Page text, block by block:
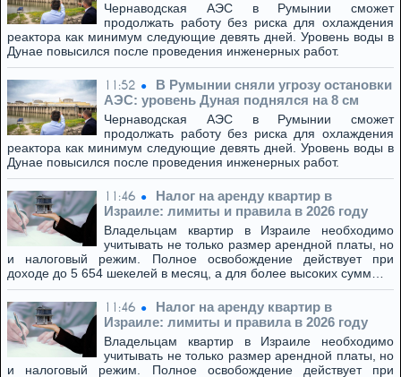
Чернаводская АЭС в Румынии сможет
продолжать работу без риска для охлаждения
реактора как минимум следующие девять дней. Уровень воды в
Дунае повысился после проведения инженерных работ.
11:52
В Румынии сняли угрозу остановки
АЭС: уровень Дуная поднялся на 8 см
Чернаводская АЭС в Румынии сможет
продолжать работу без риска для охлаждения
реактора как минимум следующие девять дней. Уровень воды в
Дунае повысился после проведения инженерных работ.
11:46
Налог на аренду квартир в
Израиле: лимиты и правила в 2026 году
Владельцам квартир в Израиле необходимо
учитывать не только размер арендной платы, но
и налоговый режим. Полное освобождение действует при
доходе до 5 654 шекелей в месяц, а для более высоких сумм…
11:46
Налог на аренду квартир в
Израиле: лимиты и правила в 2026 году
Владельцам квартир в Израиле необходимо
учитывать не только размер арендной платы, но
и налоговый режим. Полное освобождение действует при